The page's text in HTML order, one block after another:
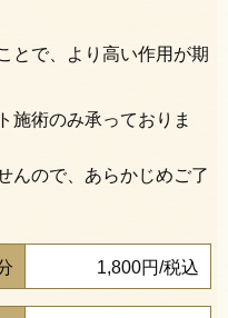
とで、より高い作用が期
施術のみ承っておりま
んので、あらかじめご了
1,800円/税込